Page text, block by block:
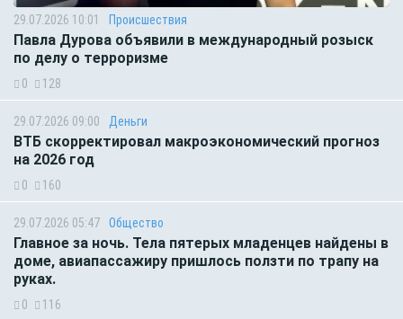
29.07.2026 10:01 Происшествия
Павла Дурова объявили в международный розыск
по делу о терроризме
0 128
29.07.2026 09:00 Деньги
ВТБ скорректировал макроэкономический прогноз
на 2026 год
0 160
29.07.2026 05:47 Общество
Главное за ночь. Тела пятерых младенцев найдены в
доме, авиапассажиру пришлось ползти по трапу на
руках.
0 116